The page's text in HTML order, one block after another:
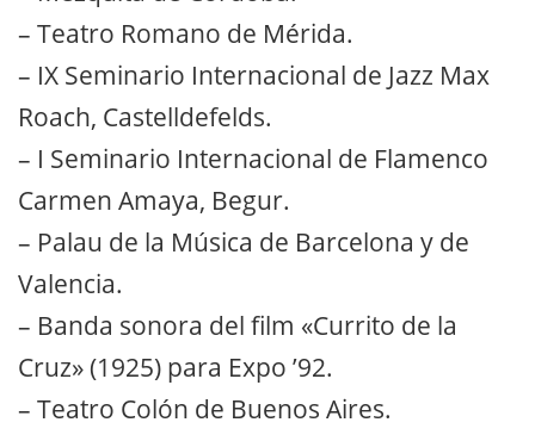
– Teatro Romano de Mérida.
– IX Seminario Internacional de Jazz Max
Roach, Castelldefelds.
– I Seminario Internacional de Flamenco
Carmen Amaya, Begur.
– Palau de la Música de Barcelona y de
Valencia.
– Banda sonora del film «Currito de la
Cruz» (1925) para Expo ’92.
– Teatro Colón de Buenos Aires.